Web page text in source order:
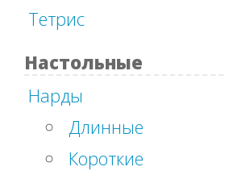
Тетрис
Настольные
Нарды
Длинные
Короткие